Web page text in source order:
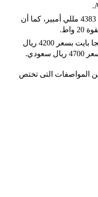
البطارية الخاصة بالهاتف تأتي بسعة 4383 مللي أمبير، كما أن
واط.
يمكنك شراء الهاتف للنسخة 128 جيجا بايت بسعر 4200 ريال
المواصفات التى تختص